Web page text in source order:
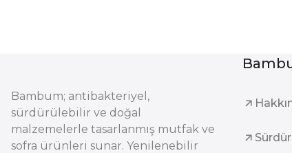
Bambum; antibakteriyel,
sürdürülebilir ve doğal
malzemelerle tasarlanmış mutfak ve
sofra ürünleri sunar. Yenilenebilir